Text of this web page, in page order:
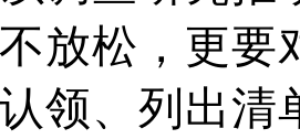
放松，更要
领、列出清